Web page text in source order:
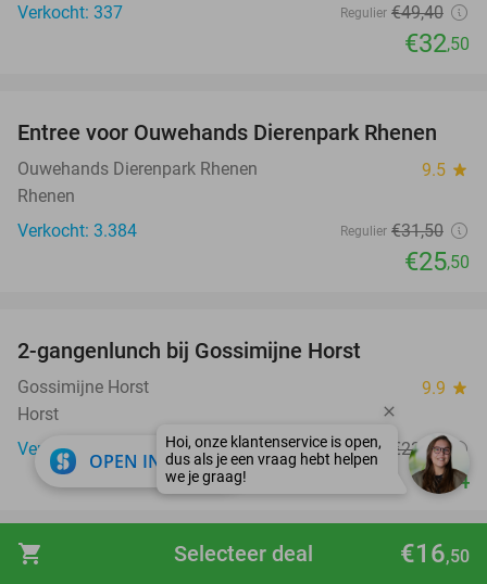
shopping_cart €16,50
Selecteer deal
Verkocht: 337
Regulier €49,40
€32,50
19%
Entree voor Ouwehands Dierenpark Rhenen
Ouwehands Dierenpark Rhenen 9.5 star
Rhenen
Verkocht: 3.384
Regulier €31,50
€25,50
2-gangenlunch bij Gossimijne Horst
Gossimijne Horst 9.9 star
Horst
Verkocht: 1.272
Regulier €23 ,15
€14
Overnachting voor 2 + evt. ontbijt en 3-
OPEN IN APP close